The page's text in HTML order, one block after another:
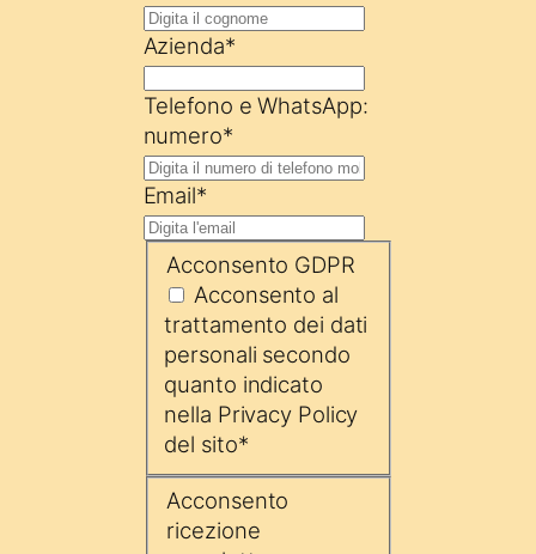
Azienda*
Telefono e WhatsApp:
numero*
Email*
Acconsento GDPR
Acconsento al
trattamento dei dati
personali secondo
quanto indicato
nella Privacy Policy
del sito*
Acconsento
ricezione